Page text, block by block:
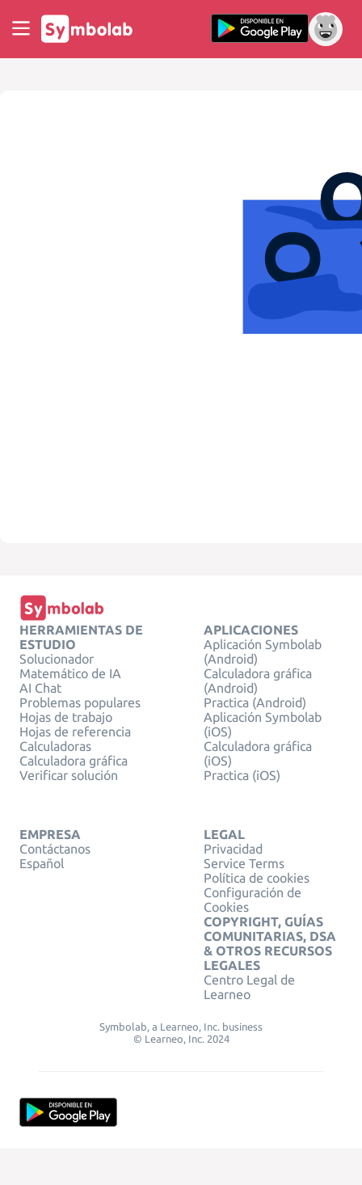
HERRAMIENTAS DE
ESTUDIO
Solucionador
Matemático de IA
AI Chat
Problemas populares
Hojas de trabajo
Hojas de referencia
Calculadoras
Calculadora gráfica
Verificar solución
APLICACIONES
Aplicación Symbolab
(Android)
Calculadora gráfica
(Android)
Practica (Android)
Aplicación Symbolab
(iOS)
Calculadora gráfica
(iOS)
Practica (iOS)
EMPRESA
Contáctanos
Español
LEGAL
Privacidad
Service Terms
Política de cookies
Configuración de
Cookies
COPYRIGHT, GUÍAS
COMUNITARIAS, DSA
& OTROS RECURSOS
LEGALES
Centro Legal de
Learneo
Symbolab, a Learneo, Inc. business
© Learneo, Inc. 2024